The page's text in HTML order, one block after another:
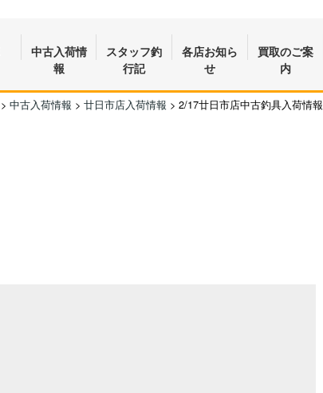
中古入荷情
報
スタッフ釣
行記
各店お知ら
せ
買取のご案
内
> 中古入荷情報 > 廿日市店入荷情報 > 2/17廿日市店中古釣具入荷情報